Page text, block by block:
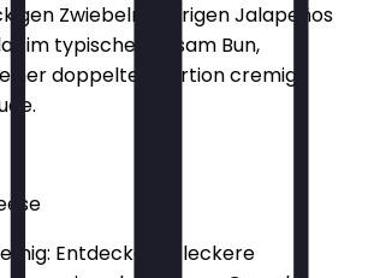
Zwiebeln, feurigen Jalapeños
im typischen Sesam Bun,
doppelten Portion cremig-
Entdecke die leckere